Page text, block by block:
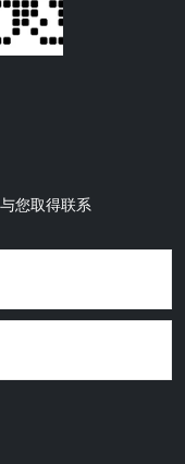
您取得联系